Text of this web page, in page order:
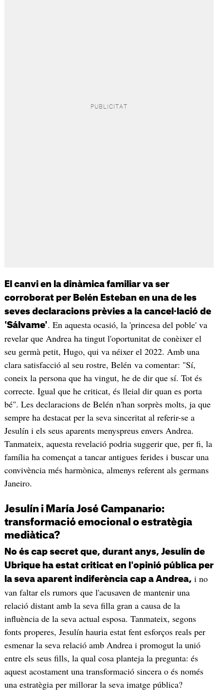
El canvi en la dinàmica familiar va ser
corroborat per Belén Esteban en una de les
seves declaracions prèvies a la cancel·lació de
'Sálvame'. En aquesta ocasió, la 'princesa del poble' va
revelar que Andrea ha tingut l'oportunitat de conèixer el
seu germà petit, Hugo, qui va néixer el 2022. Amb una
clara satisfacció al seu rostre, Belén va comentar: "Sí,
coneix la persona que ha vingut, he de dir que sí. Tot és
correcte. Igual que he criticat, és lleial dir quan es porta
bé". Les declaracions de Belén n'han sorprès molts, ja que
sempre ha destacat per la seva sinceritat al referir-se a
Jesulín i els seus aparents menyspreus envers Andrea.
Tanmateix, aquesta revelació podria suggerir que, per fi, la
família ha començat a tancar antigues ferides i buscar una
convivència més harmònica, almenys referent als germans
Janeiro.
Jesulín i María José Campanario:
transformació emocional o estratègia
mediàtica?
No és cap secret que, durant anys, Jesulín de
Ubrique ha estat criticat en l'opinió pública per
la seva aparent indiferència cap a Andrea, i no
van faltar els rumors que l'acusaven de mantenir una
relació distant amb la seva filla gran a causa de la
influència de la seva actual esposa. Tanmateix, segons
fonts properes, Jesulín hauria estat fent esforços reals per
esmenar la seva relació amb Andrea i promogut la unió
entre els seus fills, la qual cosa planteja la pregunta: és
aquest acostament una transformació sincera o és només
una estratègia per millorar la seva imatge pública?